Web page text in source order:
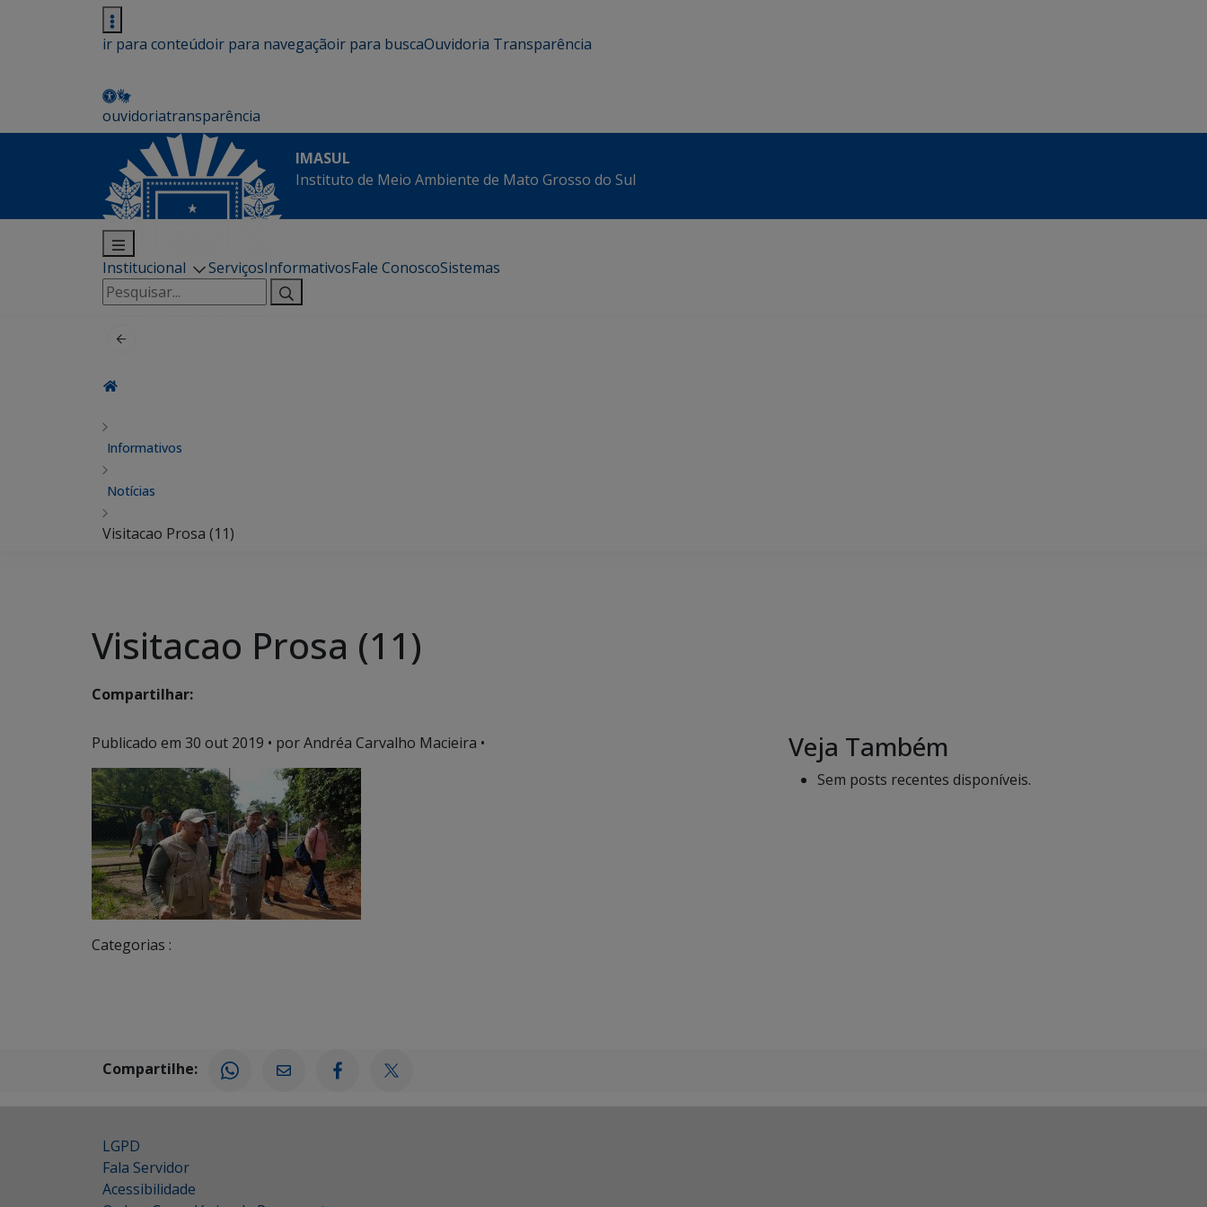
ir para conteúdoir para navegaçãoir para buscaOuvidoria Transparência
ouvidoriatransparência
IMASUL
Instituto de Meio Ambiente de Mato Grosso do Sul
Institucional ServiçosInformativosFale ConoscoSistemas
Pesquisar
por:
Informativos
Notícias
Visitacao Prosa (11)
Visitacao Prosa (11)
Compartilhar:
Publicado em 30 out 2019 • por Andréa Carvalho Macieira •
Categorias :
Veja Também
Sem posts recentes disponíveis.
Compartilhe:
LGPD
Fala Servidor
Acessibilidade